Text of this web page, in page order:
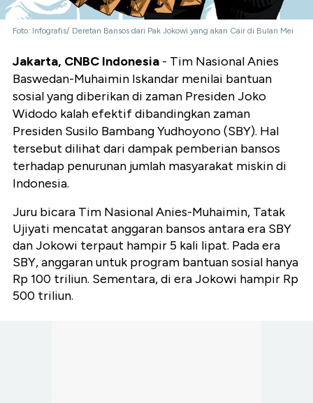
Foto: Infografis/ Deretan Bansos dari Pak Jokowi yang akan Cair di Bulan Mei
Jakarta, CNBC Indonesia - Tim Nasional Anies
Baswedan-Muhaimin Iskandar menilai bantuan
sosial yang diberikan di zaman Presiden Joko
Widodo kalah efektif dibandingkan zaman
Presiden Susilo Bambang Yudhoyono (SBY). Hal
tersebut dilihat dari dampak pemberian bansos
terhadap penurunan jumlah masyarakat miskin di
Indonesia.
Juru bicara Tim Nasional Anies-Muhaimin, Tatak
Ujiyati mencatat anggaran bansos antara era SBY
dan Jokowi terpaut hampir 5 kali lipat. Pada era
SBY, anggaran untuk program bantuan sosial hanya
Rp 100 triliun. Sementara, di era Jokowi hampir Rp
500 triliun.